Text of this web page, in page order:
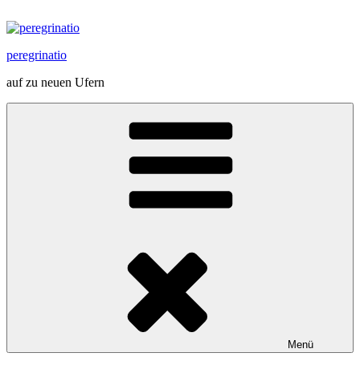
Inhalt
peregrinatio
auf zu neuen Ufern
Menü